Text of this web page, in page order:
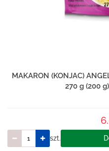
MAKARON (KONJAC)
270 g (200
szt.